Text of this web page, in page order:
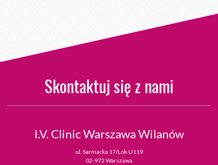
Skontaktuj się z nami
I.V. ClinicWarszawa Wilanów
ul. Sarmacka 17/Lok.U119
02-972 Warszawa